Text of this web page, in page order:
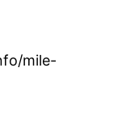
mile-